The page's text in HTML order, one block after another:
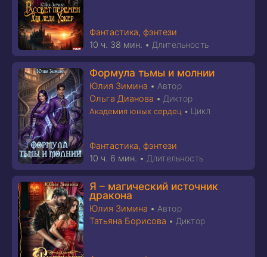
Фантастика, фэнтези
10 ч. 38 мин. • Длительность
Формула тьмы и молнии
Юлия Зимина • Автор
Ольга Дианова • Диктор
Академия юных сердец • Цикл
Фантастика, фэнтези
10 ч. 6 мин. • Длительность
Я – магический источник
дракона
Юлия Зимина • Автор
Татьяна Борисова • Диктор